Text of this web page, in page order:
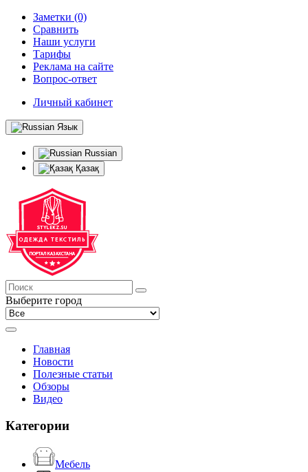
Заметки (0)
Сравнить
Наши услуги
Тарифы
Реклама на сайте
Вопрос-ответ
Личный кабинет
Язык
Russian
Қазақ
Выберите город
Главная
Новости
Полезные статьи
Обзоры
Видео
Категории
Мебель